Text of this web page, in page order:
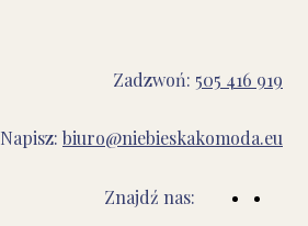
Zadzwoń: 505 416 919
Napisz: biuro@niebieskakomoda.eu
Znajdź nas: